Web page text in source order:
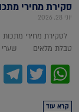
סקירת מחירי מתכות
יוני 28, 2026
לסקירת מחירי
טבלת מלאים שערי
קרא עוד